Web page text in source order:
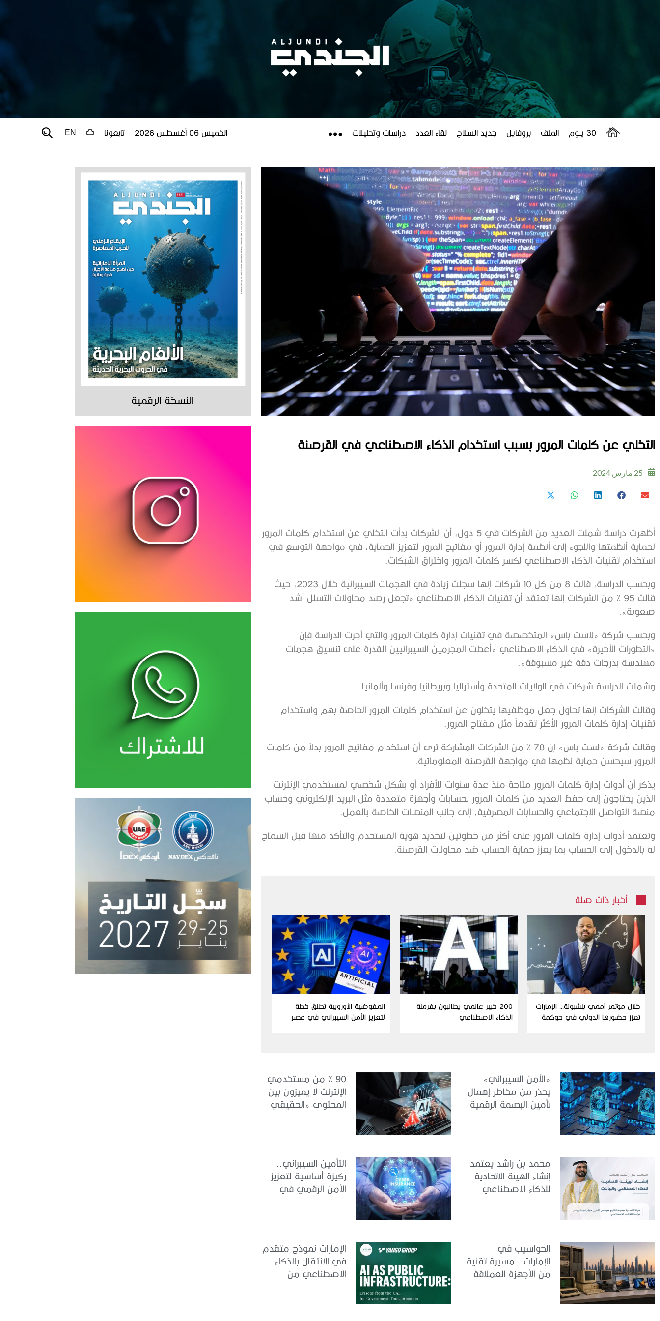
30 يــوم الملف بروفايل جديد السلاح لقاء العدد دراسات وتحليلات الخميس 06 أغسطس 2026 تابعونا EN
التخلي عن كلمات المرور بسبب استخدام الذكاء الاصطناعي في القرصنة
25 مارس 2024
أظهرت دراسة شملت العديد من الشركات في 5 دول، أن الشركات بدأت التخلي عن استخدام كلمات المرور
لحماية أنظمتها واللجوء إلى أنظمة إدارة المرور أو مفاتيح المرور لتعزيز الحماية، في مواجهة التوسع في
استخدام تقنيات الذكاء الاصطناعي لكسر كلمات المرور واختراق الشبكات.
وبحسب الدراسة، قالت 8 من كل 10 شركات إنها سجلت زيادة في الهجمات السيبرانية خلال 2023، حيث
قالت 95 % من الشركات إنها تعتقد أن تقنيات الذكاء الاصطناعي «تجعل رصد محاولات التسلل أشد
صعوبة».
وبحسب شركة «لاست باس» المتخصصة في تقنيات إدارة كلمات المرور والتي أجرت الدراسة فإن
«التطورات الأخيرة» في الذكاء الاصطناعي «أعطت المجرمين السيبرانيين القدرة على تنسيق هجمات
مهندسة بدرجات دقة غير مسبوقة».
وشملت الدراسة شركات في الولايات المتحدة وأستراليا وبريطانيا وفرنسا وألمانيا.
وقالت الشركات إنها تحاول جعل موظفيها يتخلون عن استخدام كلمات المرور الخاصة بهم واستخدام
تقنيات إدارة كلمات المرور الأكثر تقدماً مثل مفتاح المرور.
وقالت شركة «لست باس» إن 78 % من الشركات المشاركة ترى أن استخدام مفاتيح المرور بدلاً من كلمات
المرور سيحسن حماية نظمها في مواجهة القرصنة المعلوماتية.
يذكر أن أدوات إدارة كلمات المرور متاحة منذ عدة سنوات للأفراد أو بشكل شخصي لمستخدمي الإنترنت
الذين يحتاجون إلى حفظ العديد من كلمات المرور لحسابات وأجهزة متعددة مثل البريد الإلكتروني وحساب
منصة التواصل الاجتماعي والحسابات المصرفية، إلى جانب المنصات الخاصة بالعمل.
وتعتمد أدوات إدارة كلمات المرور على أكثر من خطوتين لتحديد هوية المستخدم والتأكد منها قبل السماح
له بالدخول إلى الحساب بما يعزز حماية الحساب ضد محاولات القرصنة.
أخبار ذات صلة
خلال مؤتمر أممي بلشبونة… الإمارات
تعزز حضورها الدولي في حوكمة
200 خبير عالمي يطالبون بفرملة
الذكاء الاصطناعي
المفوضية الأوروبية تطلق خطة
لتعزيز الأمن السيبراني في عصر
«الأمن السيبراني»
يحذر من مخاطر إهمال
تأمين البصمة الرقمية
90 % من مستخدمي
الإنترنت لا يميزون بين
المحتوى «الحقيقي
محمد بن راشد يعتمد
إنشاء الهيئة الاتحادية
للذكاء الاصطناعي
التأمين السيبراني..
ركيزة أساسية لتعزيز
الأمن الرقمي في
الحواسيب في
الإمارات.. مسيرة تقنية
من الأجهزة العملاقة
الإمارات نموذج متقدم
في الانتقال بالذكاء
الاصطناعي من
النسخة الرقمية